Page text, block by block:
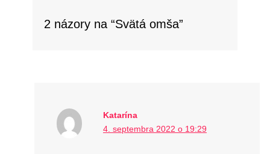
2 názory na “Svätá omša”
Katarína
4. septembra 2022 o 19:29